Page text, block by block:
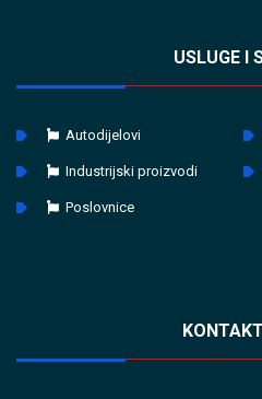
USLUGE I
Autodijelovi
Industrijski proizvodi
Poslovnice